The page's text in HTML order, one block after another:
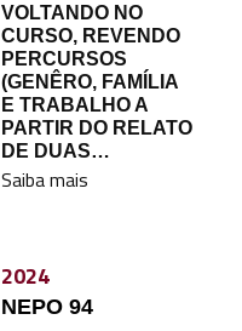
VOLTANDO NO
CURSO, REVENDO
PERCURSOS
(GENÊRO, FAMÍLIA
E TRABALHO A
PARTIR DO RELATO
DE DUAS…
Saiba mais
2024
NEPO 94